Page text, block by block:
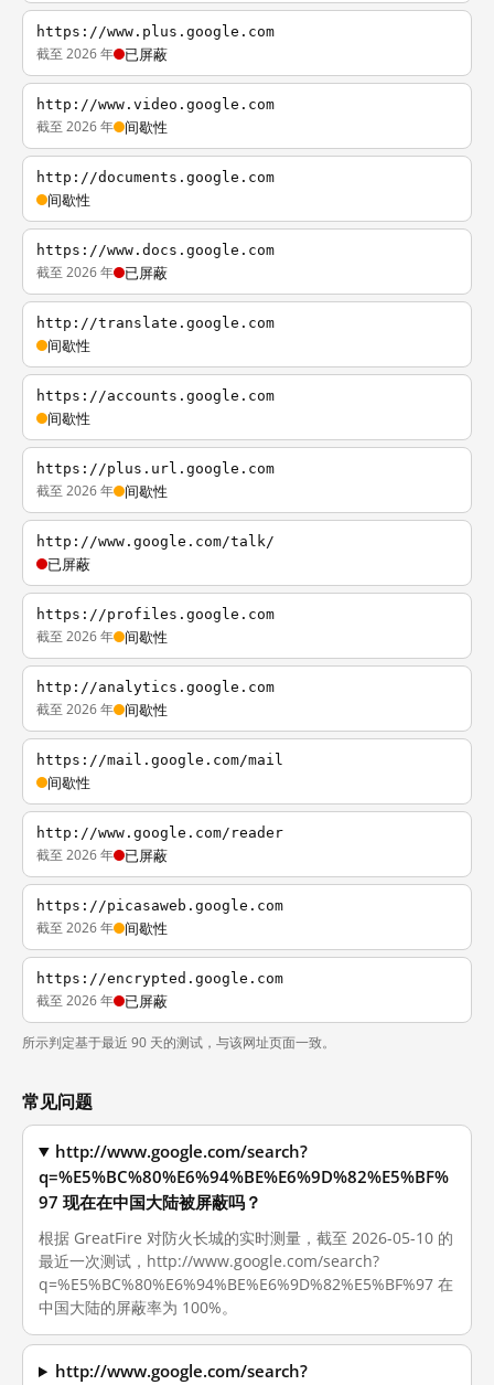
https://www.plus.google.com
截至 2026 年 已屏蔽
http://www.video.google.com
截至 2026 年 间歇性
http://documents.google.com
间歇性
https://www.docs.google.com
截至 2026 年 已屏蔽
http://translate.google.com
间歇性
https://accounts.google.com
间歇性
https://plus.url.google.com
截至 2026 年 间歇性
http://www.google.com/talk/
已屏蔽
https://profiles.google.com
截至 2026 年 间歇性
http://analytics.google.com
截至 2026 年 间歇性
https://mail.google.com/mail
间歇性
http://www.google.com/reader
截至 2026 年 已屏蔽
https://picasaweb.google.com
截至 2026 年 间歇性
https://encrypted.google.com
截至 2026 年 已屏蔽
所示判定基于最近 90 天的测试，与该网址页面一致。
常见问题
http://www.google.com/search?
q=%E5%BC%80%E6%94%BE%E6%9D%82%E5%BF%
97 现在在中国大陆被屏蔽吗？
根据 GreatFire 对防火长城的实时测量，截至 2026-05-10 的
最近一次测试，http://www.google.com/search?
q=%E5%BC%80%E6%94%BE%E6%9D%82%E5%BF%97 在
中国大陆的屏蔽率为 100%。
http://www.google.com/search?